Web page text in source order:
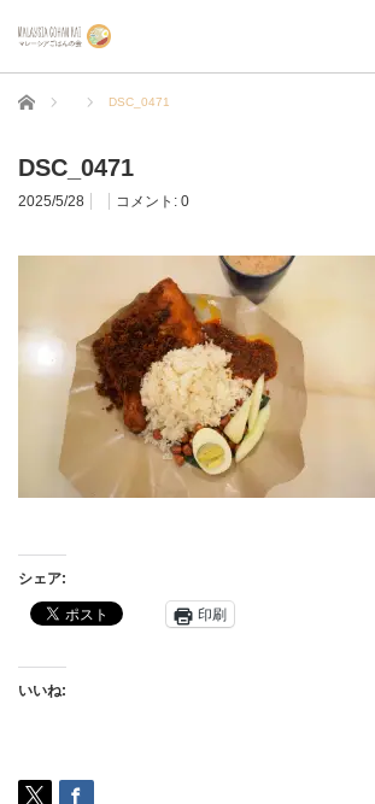
ホーム DSC_0471
DSC_0471
2025/5/28 コメント: 0
シェア:
印刷
いいね: